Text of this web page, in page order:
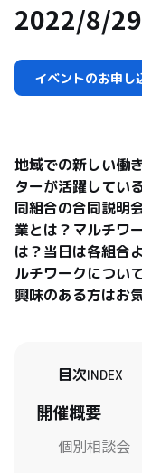
2022/8/
イベントのお申し
地域での新しい働
ターが活躍してい
同組合の合同説明
業とは？マルチワ
は？当日は各組合
ルチワークについ
興味のある方はお
目次INDEX
開催概要
個別相談会